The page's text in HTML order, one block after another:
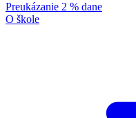
Preukázanie 2 % dane
O škole